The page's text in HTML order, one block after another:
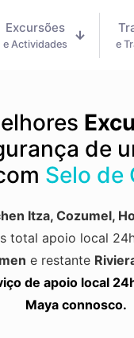
Excursões
e Actividades e
de
Selo de
Itza, Cozumel,
total apoio local
e restante
de apoio local
Maya connosco.